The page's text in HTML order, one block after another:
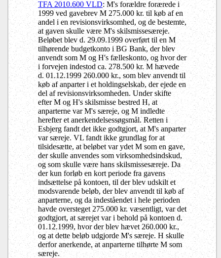
TFA 2010.600 VLD:M'sforældre forærede i
1999 ved gavebrev M 275.000 kr. til køb af en
andel i en revisionsvirksomhed, og de bestemte,
at gaven skulle væreM's skilsmissesæreje.
Beløbet blev d. 29.09.1999 overført til en M
tilhørende budgetkonto i BG Bank, der blev
anvendt som M og H's fælleskonto, og hvor der
i forvejen indestod ca. 278.500 kr. M hævede
d. 01.12.1999 260.000 kr., som blev anvendt til
køb af anparter i et holdingselskab, der ejede en
del af revisionsvirksomheden. Under skifte
efter M og H's skilsmisse bestred H, at
anparterne var M's særeje, og M indledte
herefter et anerkendelsessøgsmål. Retten i
Esbjerg fandt det ikke godtgjort, at M's anparter
var særeje. VL fandt ikke grundlag for at
tilsidesætte, at beløbet var ydet M som en gave,
der skulle anvendes som virksomhedsindskud,
og som skulle være hans skilsmissesæreje. Da
der kun forløb en kort periode fra gavens
indsættelse på kontoen, til der blev udskilt et
modsvarende beløb, der blev anvendt til køb af
anparterne, og da indeståendet i hele perioden
havde oversteget 275.000 kr. væsentligt, var det
godtgjort, at særejet var i behold på kontoen d.
01.12.1999, hvor der blev hævet 260.000 kr.,
og at dette beløb udgjorde M's særeje. H skulle
derfor anerkende, at anparterne tilhørte M som
særeje.